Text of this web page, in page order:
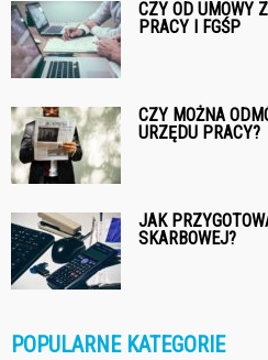
CZY OD UMOWY
PRACY I FGŚP
CZY MOŻNA
URZĘDU PRACY?
JAK
SKARBOWEJ?
POPULARNE KATEGORIE